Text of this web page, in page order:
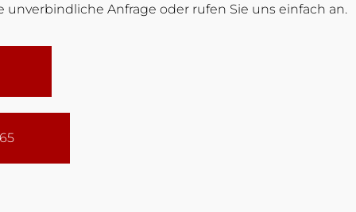
unverbindliche Anfrage oder rufen Sie uns einfach an.